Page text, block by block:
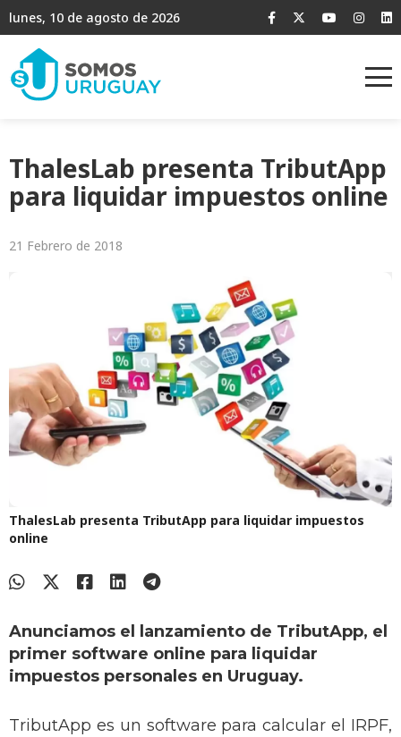
lunes, 10 de agosto de 2026
ThalesLab presenta TributApp
para liquidar impuestos online
21 Febrero de 2018
ThalesLab presenta TributApp para liquidar impuestos
online
Anunciamos el lanzamiento de TributApp, el
primer software online para liquidar
impuestos personales en Uruguay.
TributApp es un software para calcular el IRPF,